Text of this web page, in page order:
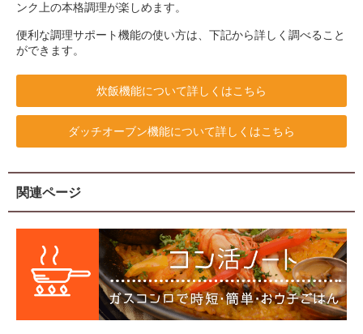
ンク上の本格調理が楽しめます。
便利な調理サポート機能の使い方は、下記から詳しく調べること
ができます。
炊飯機能について詳しくはこちら
ダッチオーブン機能について詳しくはこちら
関連ページ